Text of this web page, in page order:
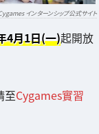
インターンシップ公式サイト
4月1日(一)起開放
至Cygames實習